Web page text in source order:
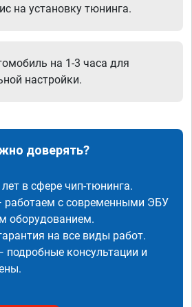
на установку тюнинга.
на 1-3 часа для
настройки.
доверять?
в сфере чип-тюнинга.
работаем с современными ЭБУ
оборудованием.
на все виды работ.
подробные консультации и